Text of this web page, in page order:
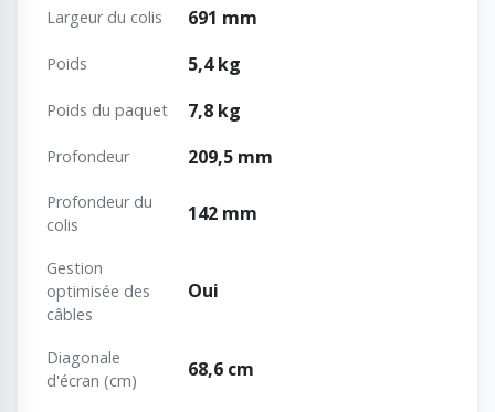
Largeur du colis 691 mm
Poids 5,4 kg
Poids du paquet 7,8 kg
Profondeur 209,5 mm
Profondeur du
colis
142 mm
Gestion
optimisée des
câbles
Oui
Diagonale
d'écran (cm)
68,6 cm